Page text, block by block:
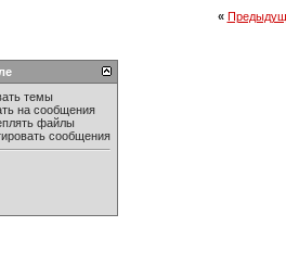
«
темы
на сообщения
файлы
сообщения